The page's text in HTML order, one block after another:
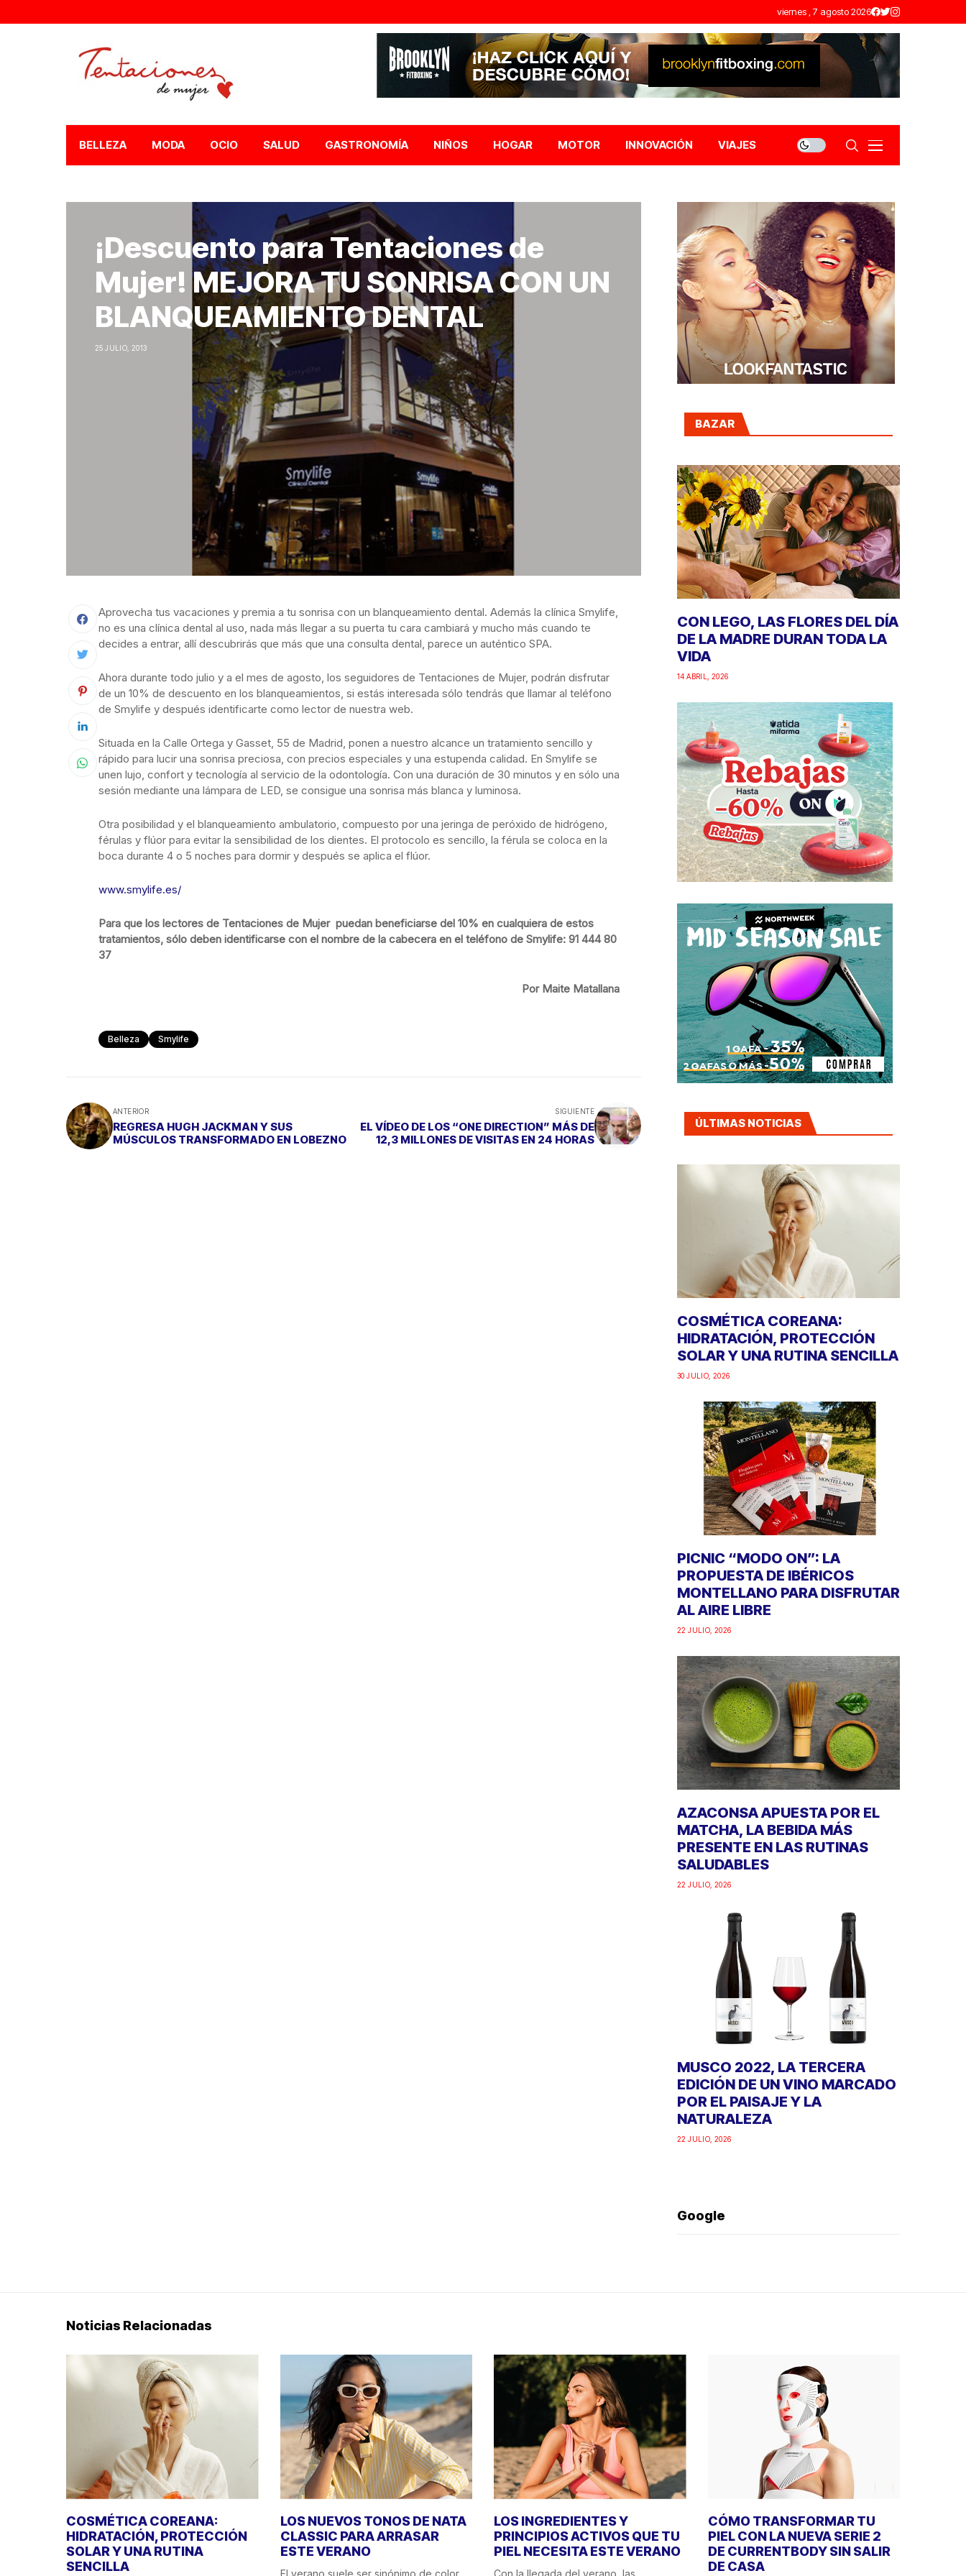
viernes , 7 agosto 2026
BELLEZA MODA OCIO SALUD GASTRONOMÍA NIÑOS HOGAR MOTOR INNOVACIÓN VIAJES
¡Descuento para Tentaciones de
Mujer! MEJORA TU SONRISA CON UN
BLANQUEAMIENTO DENTAL
25 JULIO, 2013
Aprovecha tus vacaciones y premia a tu sonrisa con un blanqueamiento dental. Además la clínica Smylife,
no es una clínica dental al uso, nada más llegar a su puerta tu cara cambiará y mucho más cuando te
decides a entrar, allí descubrirás que más que una consulta dental, parece un auténtico SPA.
Ahora durante todo julio y a el mes de agosto, los seguidores de Tentaciones de Mujer, podrán disfrutar
de un 10% de descuento en los blanqueamientos, si estás interesada sólo tendrás que llamar al teléfono
de Smylife y después identificarte como lector de nuestra web.
Situada en la Calle Ortega y Gasset, 55 de Madrid, ponen a nuestro alcance un tratamiento sencillo y
rápido para lucir una sonrisa preciosa, con precios especiales y una estupenda calidad. En Smylife se
unen lujo, confort y tecnología al servicio de la odontología. Con una duración de 30 minutos y en sólo una
sesión mediante una lámpara de LED, se consigue una sonrisa más blanca y luminosa.
Otra posibilidad y el blanqueamiento ambulatorio, compuesto por una jeringa de peróxido de hidrógeno,
férulas y flúor para evitar la sensibilidad de los dientes. El protocolo es sencillo, la férula se coloca en la
boca durante 4 o 5 noches para dormir y después se aplica el flúor.
www.smylife.es/
Para que los lectores de Tentaciones de Mujer puedan beneficiarse del 10% en cualquiera de estos
tratamientos, sólo deben identificarse con el nombre de la cabecera en el teléfono de Smylife: 91 444 80
37
Por Maite Matallana
Belleza Smylife
ANTERIOR
REGRESA HUGH JACKMAN Y SUS
MÚSCULOS TRANSFORMADO EN LOBEZNO
SIGUIENTE
EL VÍDEO DE LOS “ONE DIRECTION” MÁS DE
12,3 MILLONES DE VISITAS EN 24 HORAS
BAZAR
CON LEGO, LAS FLORES DEL DÍA
DE LA MADRE DURAN TODA LA
VIDA
14 ABRIL, 2026
ÚLTIMAS NOTICIAS
COSMÉTICA COREANA:
HIDRATACIÓN, PROTECCIÓN
SOLAR Y UNA RUTINA SENCILLA
30 JULIO, 2026
PICNIC “MODO ON”: LA
PROPUESTA DE IBÉRICOS
MONTELLANO PARA DISFRUTAR
AL AIRE LIBRE
22 JULIO, 2026
AZACONSA APUESTA POR EL
MATCHA, LA BEBIDA MÁS
PRESENTE EN LAS RUTINAS
SALUDABLES
22 JULIO, 2026
MUSCO 2022, LA TERCERA
EDICIÓN DE UN VINO MARCADO
POR EL PAISAJE Y LA
NATURALEZA
22 JULIO, 2026
Google
Noticias Relacionadas
COSMÉTICA COREANA:
HIDRATACIÓN, PROTECCIÓN
SOLAR Y UNA RUTINA
SENCILLA
LOS NUEVOS TONOS DE NATA
CLASSIC PARA ARRASAR
ESTE VERANO
El verano suele ser sinónimo de color,
LOS INGREDIENTES Y
PRINCIPIOS ACTIVOS QUE TU
PIEL NECESITA ESTE VERANO
Con la llegada del verano, las
CÓMO TRANSFORMAR TU
PIEL CON LA NUEVA SERIE 2
DE CURRENTBODY SIN SALIR
DE CASA